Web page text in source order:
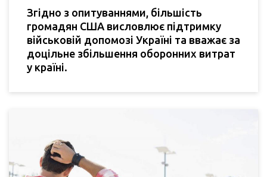
Згідно з опитуваннями, більшість
громадян США висловлює підтримку
військовій допомозі Україні та вважає за
доцільне збільшення оборонних витрат
у країні.